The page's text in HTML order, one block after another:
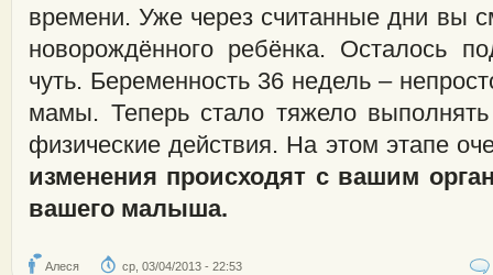
времени. Уже через считанные дни вы
новорождённого ребёнка. Осталось
чуть. Беременность 36 недель –
мамы. Теперь стало тяжело
физические действия. На этом этапе
изменения происходят с вашим
вашего малыша.
Алеся ср, 03/04/2013 - 22:53